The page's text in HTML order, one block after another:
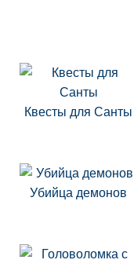
Квесты для Санты
Убийца демонов